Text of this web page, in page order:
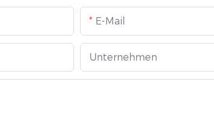
E-Mail
Unternehmen